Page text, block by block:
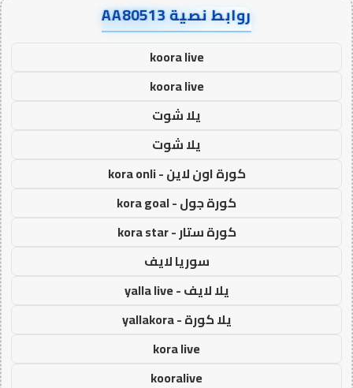
روابط نصية AA80513
koora live
koora live
يلا شوت
يلا شوت
كورة اون لاين - kora onli
كورة جول - kora goal
كورة ستار - kora star
سوريا لايف
يلا لايف - yalla live
يلا كورة - yallakora
kora live
kooralive